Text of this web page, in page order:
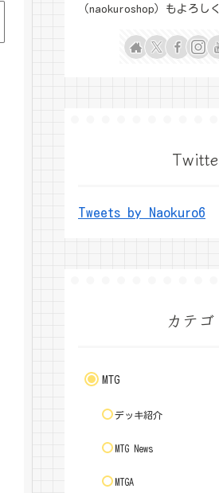
（naokuroshop）もよろし
Tweets by Naokuro6
カテゴ
MTG
デッキ紹介
MTG News
MTGA